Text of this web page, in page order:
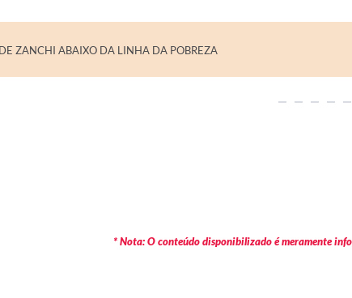
ZANCHI ABAIXO DA LINHA DA POBREZA
* Nota: O conteúdo disponibilizado é meramente